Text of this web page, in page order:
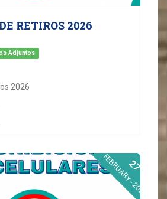
RETIROS 2026
Adjuntos
2026
27
FEBRUARY - 2026